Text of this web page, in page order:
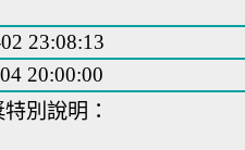
23:08:13
20:00:00
別說明：